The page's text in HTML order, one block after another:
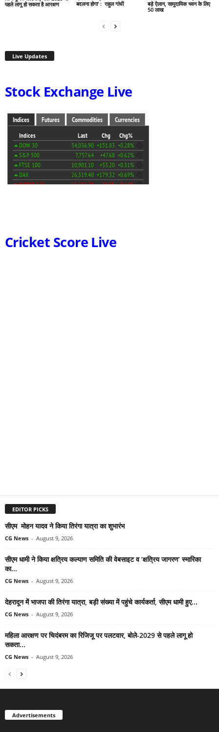
पहले लागू हो सकता है आरक्षण
बदलना होगा’ : राहुल गांधी
बड़े ऐलान, सामुदायिक भवन के लिए
50 लाख
Live Updates
Stock Exchange Live
Cricket Score Live
EDITOR PICKS
सीएम मोहन यादव ने किया तिरंगा यात्रा का शुभारंभ
CG News - August 9, 2026
सीएम धामी ने किया क्षत्रिय कल्याण समिति की वेबसाइट व ‘क्षत्रिय जागरण’ स्मारिका
का...
CG News - August 9, 2026
देहरादून में भाजपा की तिरंगा यात्रा, बड़ी संख्या में पहुंचे कार्यकर्ता, सीएम धामी हुए...
CG News - August 9, 2026
महिला आरक्षण पर चिदंबरम का रिजिजू पर पलटवार, बोले-2029 से पहले लागू हो
सकता...
CG News - August 9, 2026
Advertisements